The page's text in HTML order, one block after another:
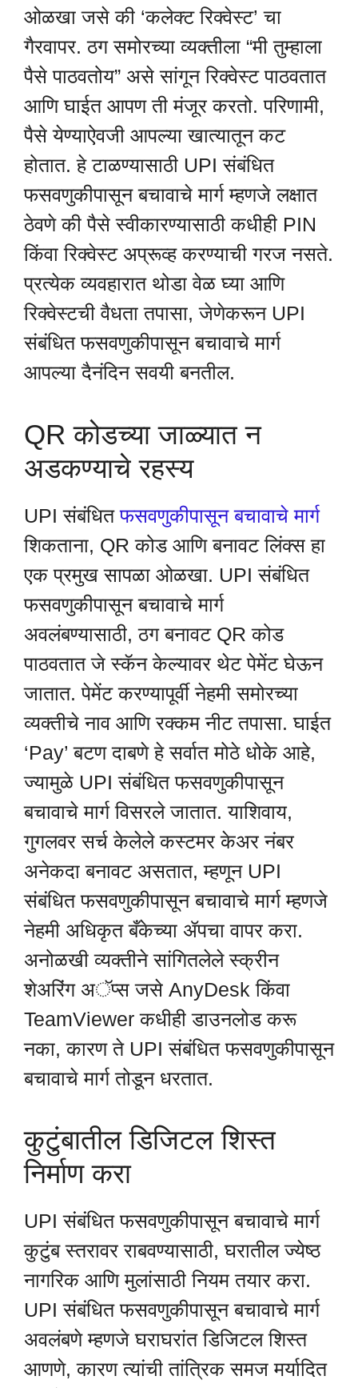
ओळखा जसे की ‘कलेक्ट रिक्वेस्ट’ चा
गैरवापर. ठग समोरच्या व्यक्तीला “मी तुम्हाला
पैसे पाठवतोय” असे सांगून रिक्वेस्ट पाठवतात
आणि घाईत आपण ती मंजूर करतो. परिणामी,
पैसे येण्याऐवजी आपल्या खात्यातून कट
होतात. हे टाळण्यासाठी UPI संबंधित
फसवणुकीपासून बचावाचे मार्ग म्हणजे लक्षात
ठेवणे की पैसे स्वीकारण्यासाठी कधीही PIN
किंवा रिक्वेस्ट अप्रूव्ह करण्याची गरज नसते.
प्रत्येक व्यवहारात थोडा वेळ घ्या आणि
रिक्वेस्टची वैधता तपासा, जेणेकरून UPI
संबंधित फसवणुकीपासून बचावाचे मार्ग
आपल्या दैनंदिन सवयी बनतील.
QR कोडच्या जाळ्यात न
अडकण्याचे रहस्य
UPI संबंधितफसवणुकीपासून बचावाचे मार्ग
शिकताना, QR कोड आणि बनावट लिंक्स हा
एक प्रमुख सापळा ओळखा. UPI संबंधित
फसवणुकीपासून बचावाचे मार्ग
अवलंबण्यासाठी, ठग बनावट QR कोड
पाठवतात जे स्कॅन केल्यावर थेट पेमेंट घेऊन
जातात. पेमेंट करण्यापूर्वी नेहमी समोरच्या
व्यक्तीचे नाव आणि रक्कम नीट तपासा. घाईत
‘Pay’ बटण दाबणे हे सर्वात मोठे धोके आहे,
ज्यामुळे UPI संबंधित फसवणुकीपासून
बचावाचे मार्ग विसरले जातात. याशिवाय,
गुगलवर सर्च केलेले कस्टमर केअर नंबर
अनेकदा बनावट असतात, म्हणून UPI
संबंधित फसवणुकीपासून बचावाचे मार्ग म्हणजे
नेहमी अधिकृत बँकेच्या ॲपचा वापर करा.
अनोळखी व्यक्तीने सांगितलेले स्क्रीन
शेअरिंग अॅप्स जसे AnyDesk किंवा
TeamViewer कधीही डाउनलोड करू
नका, कारण ते UPI संबंधित फसवणुकीपासून
बचावाचे मार्ग तोडून धरतात.
कुटुंबातील डिजिटल शिस्त
निर्माण करा
UPI संबंधित फसवणुकीपासून बचावाचे मार्ग
कुटुंब स्तरावर राबवण्यासाठी, घरातील ज्येष्ठ
नागरिक आणि मुलांसाठी नियम तयार करा.
UPI संबंधित फसवणुकीपासून बचावाचे मार्ग
अवलंबणे म्हणजे घराघरांत डिजिटल शिस्त
आणणे, कारण त्यांची तांत्रिक समज मर्यादित